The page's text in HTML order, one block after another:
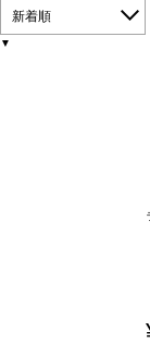
新着順
▼